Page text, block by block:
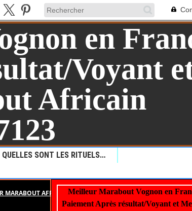
QUELLES SONT LES RITUELS VAUDOU: COMMENT LES RITUELS VAUDOU PEUVENT AIDER ?+229 99 01 00 62
MARABOUT AFRICAIN +22960067123Meilleur Marabout Vognon en
Paiement Après résultat/Voyant et